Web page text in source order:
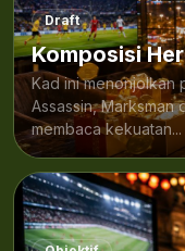
Draft
Komposisi
Kad ini menonjolkan
Assassin, Marksman
membaca kekuatan...